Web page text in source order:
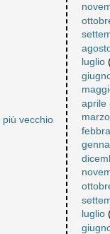
più vecchio
luglio
aprile
marzo
luglio